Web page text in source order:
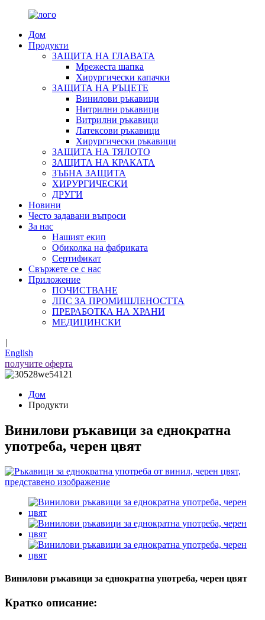
Дом
Продукти
ЗАЩИТА НА ГЛАВАТА
Мрежеста шапка
Хирургически капачки
ЗАЩИТА НА РЪЦЕТЕ
Винилови ръкавици
Нитрилни ръкавици
Витрилни ръкавици
Латексови ръкавици
Хирургически ръкавици
ЗАЩИТА НА ТЯЛОТО
ЗАЩИТА НА КРАКАТА
ЗЪБНА ЗАЩИТА
ХИРУРГИЧЕСКИ
ДРУГИ
Новини
Често задавани въпроси
За нас
Нашият екип
Обиколка на фабриката
Сертификат
Свържете се с нас
Приложение
ПОЧИСТВАНЕ
ЛПС ЗА ПРОМИШЛЕНОСТТА
ПРЕРАБОТКА НА ХРАНИ
МЕДИЦИНСКИ
|
English
получите оферта
Дом
Продукти
Винилови ръкавици за еднократна
употреба, черен цвят
Винилови ръкавици за еднократна употреба, черен цвят
Кратко описание: